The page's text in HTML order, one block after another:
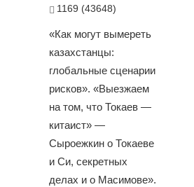
1169 (43648)
«Как могут вымереть
казахстанцы:
глобальные сценарии
рисков». «Выезжаем
на том, что Токаев —
китаист» —
Сыроежкин о Токаеве
и Си, секретных
делах и о Масимове».